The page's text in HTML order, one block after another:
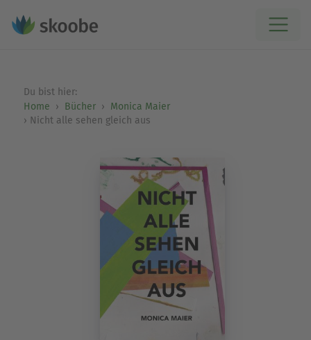
Du bist hier:
Home
Bücher
Monica Maier
Nicht alle sehen gleich aus